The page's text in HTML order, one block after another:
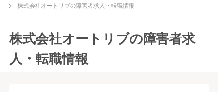
株式会社オートリブの障害者求人・転職情報
株式会社オートリブの障害者求
人・転職情報